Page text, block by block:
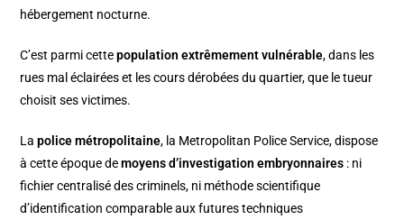
hébergement nocturne.
C’est parmi cettepopulation extrêmement vulnérable, dans les
rues mal éclairées et les cours dérobées du quartier, que le tueur
choisit ses victimes.
Lapolice métropolitaine, la Metropolitan Police Service, dispose
à cette époque demoyens d’investigation embryonnaires : ni
fichier centralisé des criminels, ni méthode scientifique
d’identification comparable aux futures techniques